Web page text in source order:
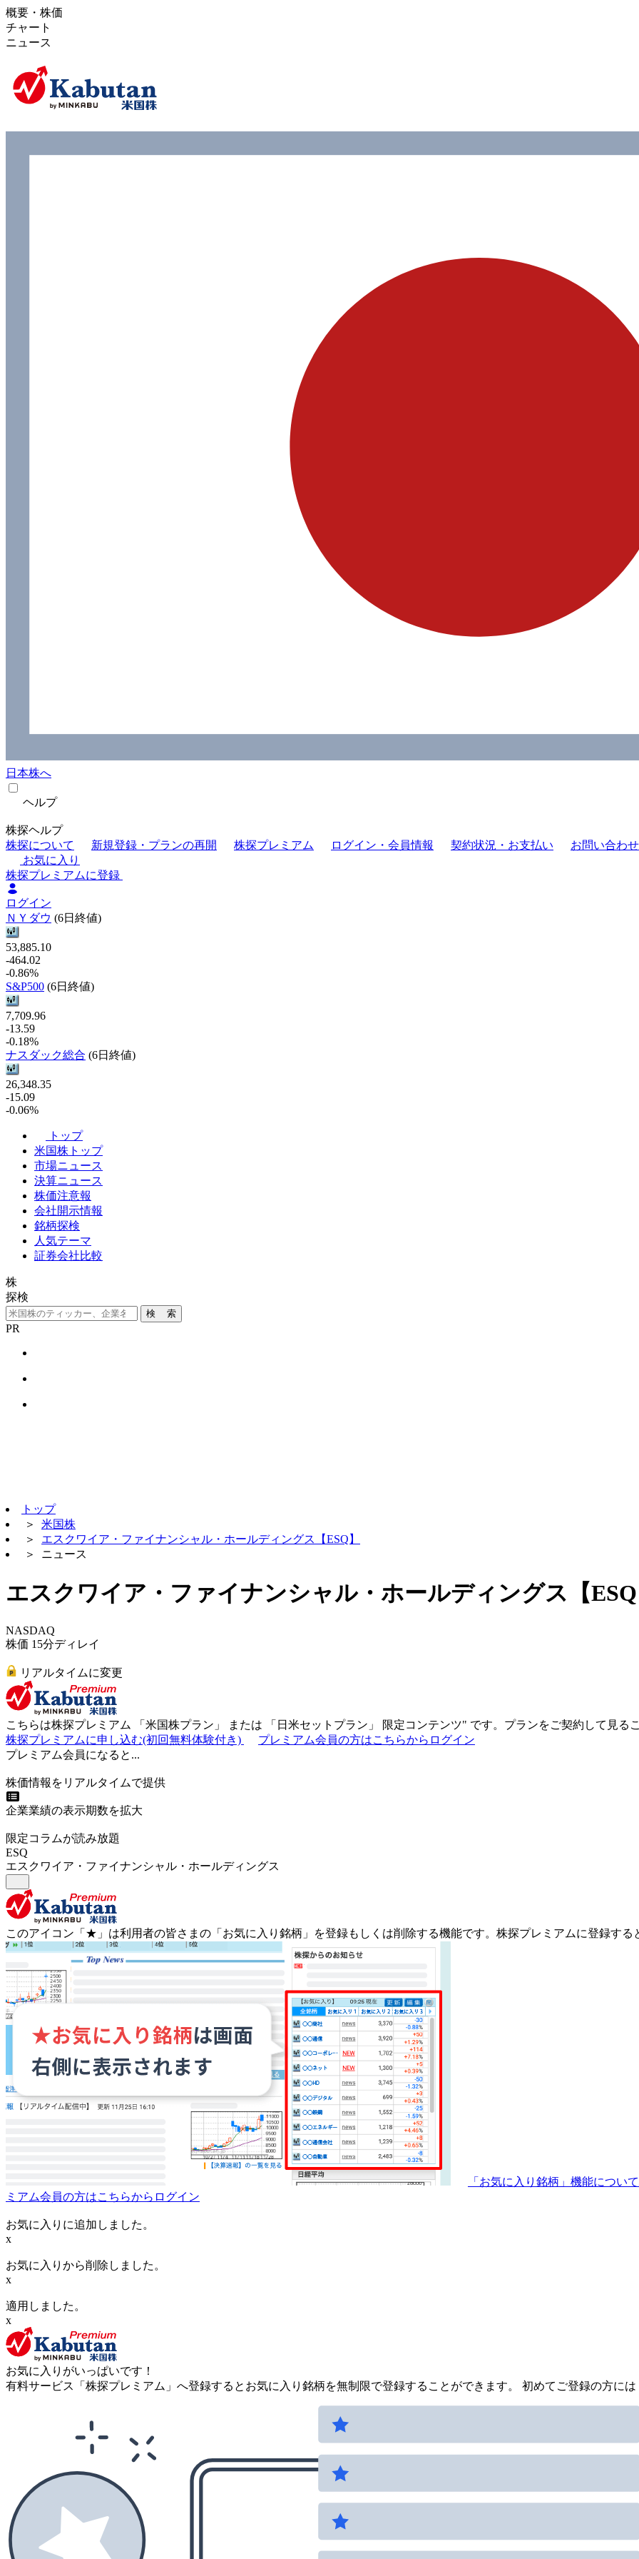
概要・株価
チャート
ニュース
日本株へ
ヘルプ
株探ヘルプ
株探について
新規登録・プランの再開 株探プレミアム ログイン・会員情報 契約状況・お支払い お問い合わせ
お気に入り
株探プレミアムに登録
ログイン
ＮＹダウ (6日終値)
53,885.10
-464.02
-0.86%
S&P500 (6日終値)
7,709.96
-13.59
-0.18%
ナスダック総合 (6日終値)
26,348.35
-15.09
-0.06%
トップ
米国株トップ
市場ニュース
決算ニュース
株価注意報
会社開示情報
銘柄探検
人気テーマ
証券会社比較
株
探検
検 索
PR
トップ
＞ 米国株
＞ エスクワイア・ファイナンシャル・ホールディングス【ESQ】
＞ ニュース
エスクワイア・ファイナンシャル・ホールディングス【
NASDAQ
株価 15分ディレイ
リアルタイムに変更
こちらは株探プレミアム 「 米国株プラン 」 または 「 日米セットプラン 」 限定コンテンツ" です。プランをご契約して見る
株探プレミアムに申し込む(初回無料体験付き)
プレミアム会員の方はこちらからログイン
プレミアム会員になると...
株価情報をリアルタイムで提供
企業業績の表示期数を拡大
限定コラムが読み放題
ESQ
エスクワイア・ファイナンシャル・ホールディングス
このアイコン 「★」 は利用者の皆さまの 「お気に入り銘柄」を登録もしくは削除する機能です。 株探プレミアムに登録する
「お気に入り銘柄」機能につい
ミアム会員の方はこちらからログイン
お気に入りに追加しました。
x
お気に入りから削除しました。
x
適用しました。
x
お気に入りがいっぱいです！
有料サービス「株探プレミアム」へ登録するとお気に入り銘柄を無制限で登録することができます。 初めてご登録の方には